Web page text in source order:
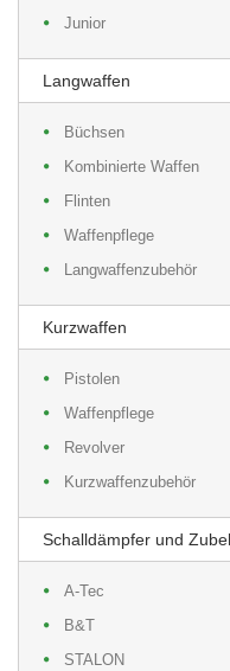
Junior
Langwaffen
Büchsen
Kombinierte Waffen
Flinten
Waffenpflege
Langwaffenzubehör
Kurzwaffen
Pistolen
Waffenpflege
Revolver
Kurzwaffenzubehör
Schalldämpfer und
A-Tec
B&T
STALON